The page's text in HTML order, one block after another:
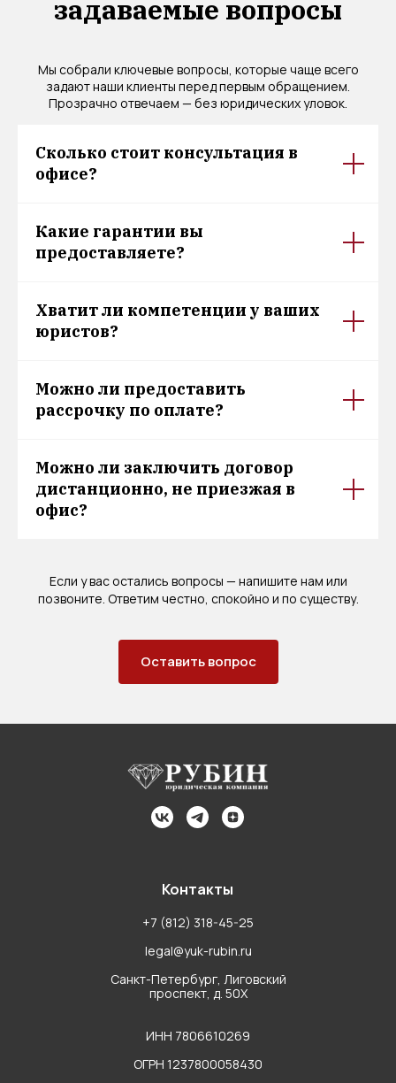
задаваемые вопросы
Мы собрали ключевые вопросы, которые чаще всего
задают наши клиенты перед первым обращением.
Прозрачно отвечаем — без юридических уловок.
Сколько стоит консультация в
офисе?
Какие гарантии вы
предоставляете?
Хватит ли компетенции у ваших
юристов?
Можно ли предоставить
рассрочку по оплате?
Можно ли заключить договор
дистанционно, не приезжая в
офис?
Если у вас остались вопросы — напишите нам или
позвоните. Ответим честно, спокойно и по существу.
Оставить вопрос
ОГРН 1237800058430
ИНН 7806610269
Контакты
+7 (812) 318-45-25
legal@yuk-rubin.ru
Санкт-Петербург, Лиговский
проспект, д. 50Х